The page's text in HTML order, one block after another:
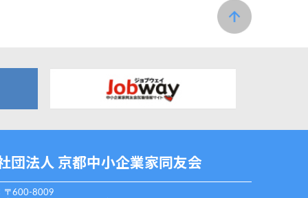
団法人 京都中小企業家同友会
〒600-8009